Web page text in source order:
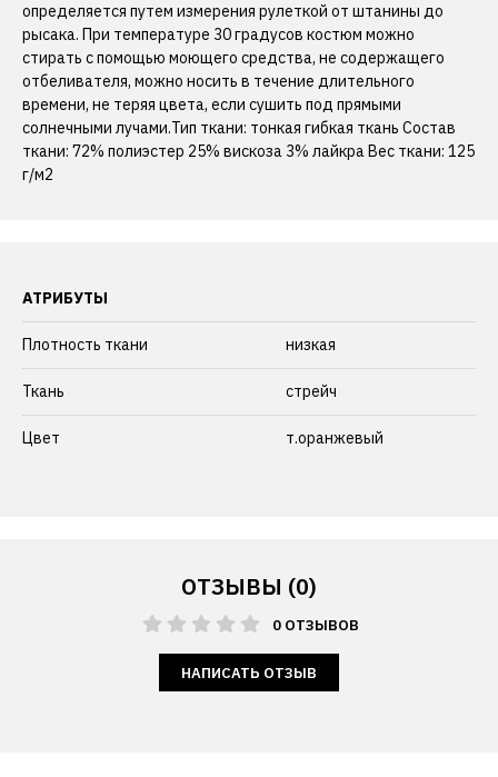
определяется путем измерения рулеткой от штанины до
рысака. При температуре 30 градусов костюм можно
стирать с помощью моющего средства, не содержащего
отбеливателя, можно носить в течение длительного
времени, не теряя цвета, если сушить под прямыми
солнечными лучами.Тип ткани: тонкая гибкая ткань Состав
ткани: 72% полиэстер 25% вискоза 3% лайкра Вес ткани: 125
г/м2
АТРИБУТЫ
Плотность ткани низкая
Ткань стрейч
Цвет т.оранжевый
ОТЗЫВЫ (0)
0 ОТЗЫВОВ
НАПИСАТЬ ОТЗЫВ